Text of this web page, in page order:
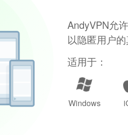
AndyVPN允
以隐匿用户
适用于：
Windows